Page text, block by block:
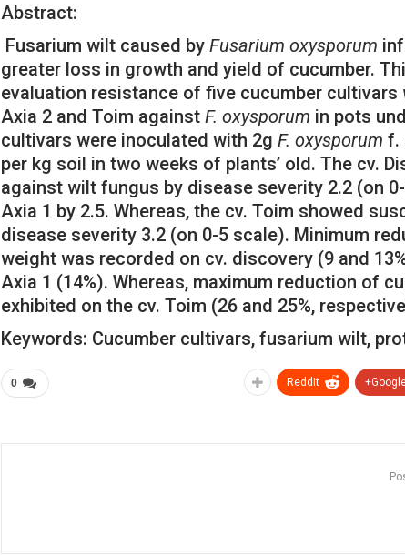
Abstract:
Fusarium wilt caused byFusarium oxysporum
greater loss in growth and yield of cucumber.
evaluation resistance of five cucumber cultivars
Axia 2 and Toim againstF. oxysporum in pots
cultivars were inoculated with 2gF. oxysporumf.
per kg soil in two weeks of plants’ old. The cv.
against wilt fungus by disease severity 2.2 (on
Axia 1 by 2.5. Whereas, the cv. Toim showed
disease severity 3.2 (on 0-5 scale). Minimum
weight was recorded on cv. discovery (9 and
Axia 1 (14%). Whereas, maximum reduction of
exhibited on the cv. Toim (26 and 25%,
Keywords: Cucumber cultivars, fusarium wilt,
0 ReddIt